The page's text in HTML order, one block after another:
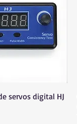
rápida
servos digital HJ